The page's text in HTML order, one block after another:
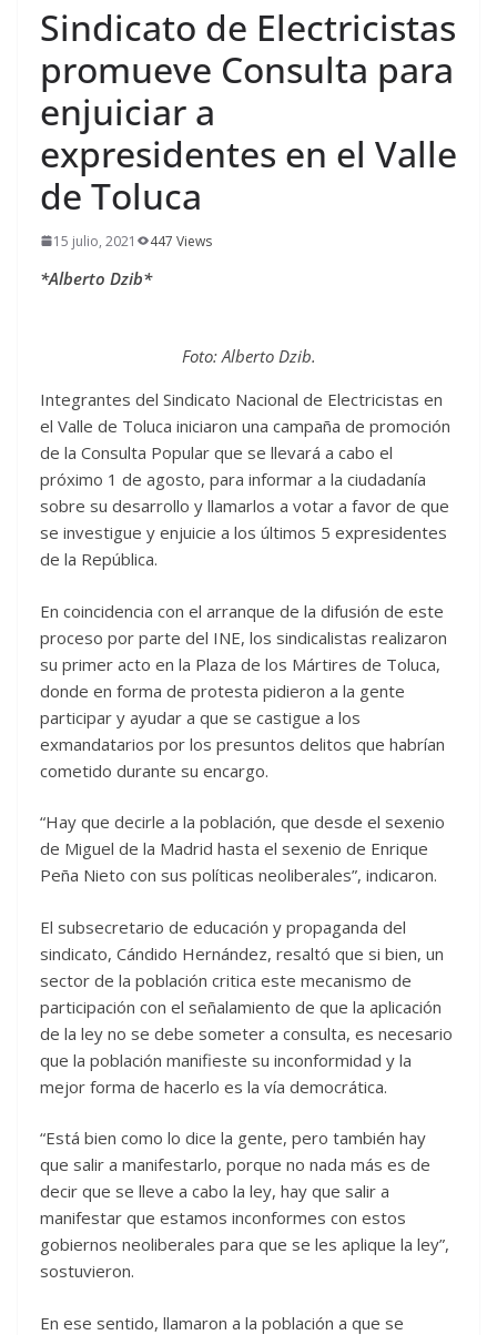
Sindicato de Electricistas
promueve Consulta para
enjuiciar a
expresidentes en el Valle
de Toluca
15 julio, 2021 447 Views
*Alberto Dzib*
Foto: Alberto Dzib.
Integrantes del Sindicato Nacional de Electricistas en
el Valle de Toluca iniciaron una campaña de promoción
de la Consulta Popular que se llevará a cabo el
próximo 1 de agosto, para informar a la ciudadanía
sobre su desarrollo y llamarlos a votar a favor de que
se investigue y enjuicie a los últimos 5 expresidentes
de la República.
En coincidencia con el arranque de la difusión de este
proceso por parte del INE, los sindicalistas realizaron
su primer acto en la Plaza de los Mártires de Toluca,
donde en forma de protesta pidieron a la gente
participar y ayudar a que se castigue a los
exmandatarios por los presuntos delitos que habrían
cometido durante su encargo.
“Hay que decirle a la población, que desde el sexenio
de Miguel de la Madrid hasta el sexenio de Enrique
Peña Nieto con sus políticas neoliberales”, indicaron.
El subsecretario de educación y propaganda del
sindicato, Cándido Hernández, resaltó que si bien, un
sector de la población critica este mecanismo de
participación con el señalamiento de que la aplicación
de la ley no se debe someter a consulta, es necesario
que la población manifieste su inconformidad y la
mejor forma de hacerlo es la vía democrática.
“Está bien como lo dice la gente, pero también hay
que salir a manifestarlo, porque no nada más es de
decir que se lleve a cabo la ley, hay que salir a
manifestar que estamos inconformes con estos
gobiernos neoliberales para que se les aplique la ley”,
sostuvieron.
En ese sentido, llamaron a la población a que se